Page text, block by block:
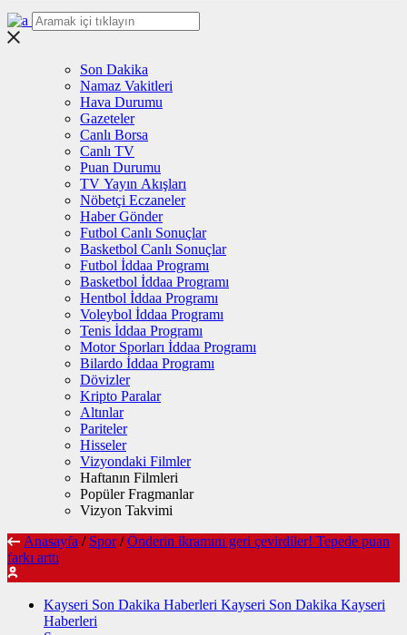
Son Dakika
Namaz Vakitleri
Hava Durumu
Gazeteler
Canlı Borsa
Canlı TV
Puan Durumu
TV Yayın Akışları
Nöbetçi Eczaneler
Haber Gönder
Futbol Canlı Sonuçlar
Basketbol Canlı Sonuçlar
Futbol İddaa Programı
Basketbol İddaa Programı
Hentbol İddaa Programı
Voleybol İddaa Programı
Tenis İddaa Programı
Motor Sporları İddaa Programı
Bilardo İddaa Programı
Dövizler
Kripto Paralar
Altınlar
Pariteler
Hisseler
Vizyondaki Filmler
Haftanın Filmleri
Popüler Fragmanlar
Vizyon Takvimi
Anasayfa / Spor / Önderin ikramını geri çevirdiler! Tepede puan
farkı arttı
Kayseri Son Dakika Haberleri Kayseri Son Dakika Kayseri
Haberleri